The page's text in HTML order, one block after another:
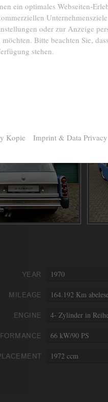
YEAR 1970
MILEAGE 164.192 Km
ENGINE 4- Zylinder in
66 kW/90 PS
1972 ccm
ein optimales Webseiten-
oder zur Anzeige
Bitte beachten Sie,
stehen.
Kopie Imprint & Data